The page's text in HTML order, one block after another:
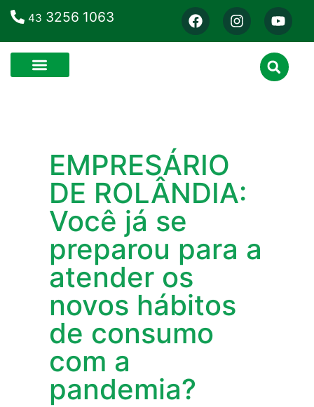
43 3256 1063
EMPRESÁRIO
DE ROLÂNDIA:
Você já se
preparou para a
atender os
novos hábitos
de consumo
com a
pandemia?